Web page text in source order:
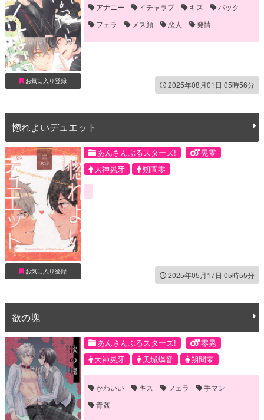
お気に入り登録
アナニー イチャラブ キス
バック
フェラ
メス顔 恋人 発情
2025年08月01日 05時56分
惚れよいデュエット
お気に入り登録
あんさんぶるスターズ!
晃零
大神晃牙
朔間零
2025年05月17日 05時55分
欲の塊
あんさんぶるスターズ!
零晃
大神晃牙
天城燐音 朔間零
かわいい キス フェラ
手マン
青姦